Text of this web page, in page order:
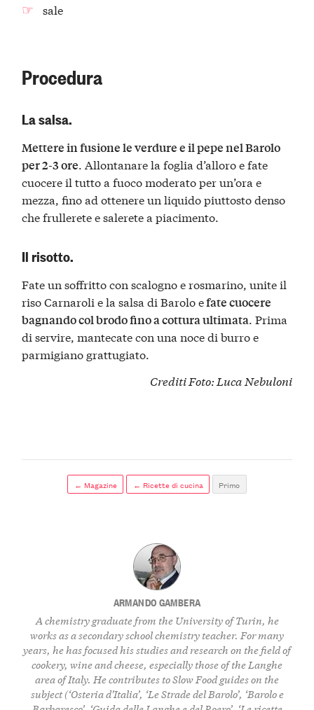
sale
Procedura
La salsa.
Mettere in fusione le verdure e il pepe nelBarolo
per 2-3 ore. Allontanare la foglia d’alloro e fate
cuocere il tutto a fuoco moderato per un’ora e
mezza, fino ad ottenere un liquido piuttosto denso
che frullerete e salerete a piacimento.
Il risotto.
Fate un soffritto con scalogno e rosmarino, unite il
riso Carnaroli e la salsa di Barolo efate cuocere
bagnando col brodo fino a cottura ultimata. Prima
di servire, mantecate con una noce di burro e
parmigiano grattugiato.
Crediti Foto: Luca Nebuloni
← Magazine ← Ricette di cucina Primo
ARMANDO GAMBERA
A chemistry graduate from the University of Turin, he
works as a secondary school chemistry teacher. For many
years, he has focused his studies and research on the field of
cookery, wine and cheese, especially those of the Langhe
area of Italy. He contributes to Slow Food guides on the
subject (‘Osteria d’Italia’, ‘Le Strade del Barolo’, ‘Barolo e